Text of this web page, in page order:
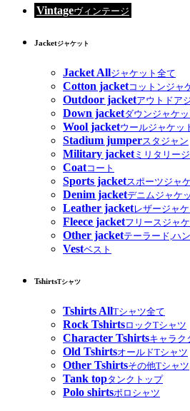
Vintageヴィンテージ
Jacketジャケット
Jacket Allジャケット全て
Cotton jacketコットンジャ
Outdoor jacketアウトドア
Down jacketダウンジャケッ
Wool jacketウールジャケッ
Stadium jumperスタジャン
Military jacketミリタリー
Coatコート
Sports jacketスポーツジャ
Denim jacketデニムジャケ
Leather jacketレザージャケ
Fleece jacketフリースジャ
Other jacketテーラード,ハ
Vestベスト
TshirtsTシャツ
Tshirts AllTシャツ全て
Rock TshirtsロックTシャツ
Character Tshirtsキャラク
Old TshirtsオールドTシャツ
Other Tshirtsその他Tシャツ
Tank topタンクトップ
Polo shirtsポロシャツ